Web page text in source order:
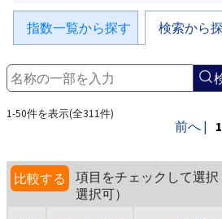
指数一覧から探す 検索から
1-50件を表示(全311件)
前へ | 1
比較する
項目をチェックして選
選択可）